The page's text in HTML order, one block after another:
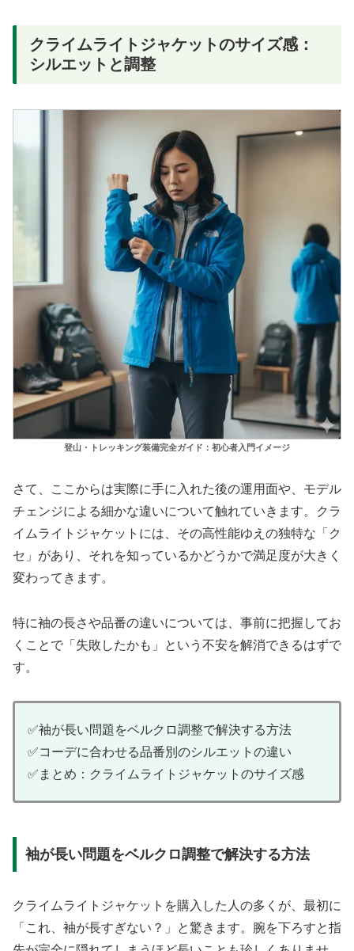
クライムライトジャケットのサイズ感：
シルエットと調整
登山・トレッキング装備完全ガイド：初心者入門イメージ
さて、ここからは実際に手に入れた後の運用面や、モデル
チェンジによる細かな違いについて触れていきます。クラ
イムライトジャケットには、その高性能ゆえの独特な「ク
セ」があり、それを知っているかどうかで満足度が大きく
変わってきます。
特に袖の長さや品番の違いについては、事前に把握してお
くことで「失敗したかも」という不安を解消できるはずで
す。
✅袖が長い問題をベルクロ調整で解決する方法
✅コーデに合わせる品番別のシルエットの違い
✅まとめ：クライムライトジャケットのサイズ感
袖が長い問題をベルクロ調整で解決する方法
クライムライトジャケットを購入した人の多くが、最初に
「これ、袖が長すぎない？」と驚きます。腕を下ろすと指